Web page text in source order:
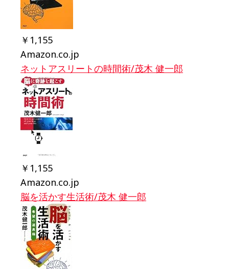
￥1,155
Amazon.co.jp
ネットアスリートの時間術/茂木 健一郎
￥1,155
Amazon.co.jp
脳を活かす生活術/茂木 健一郎